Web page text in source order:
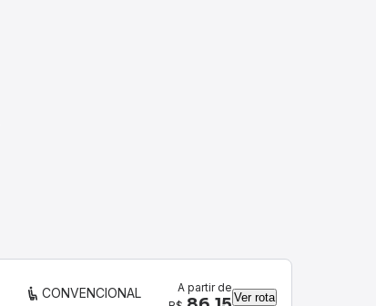
CONVENCIONAL
A partir de
Ver rota